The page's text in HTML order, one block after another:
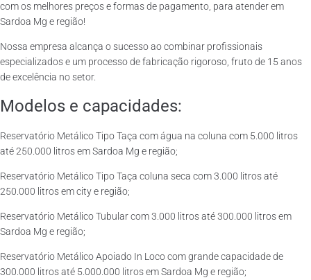
com os melhores preços e formas de pagamento, para atender em
Sardoa Mg e região!
Nossa empresa alcança o sucesso ao combinar profissionais
especializados e um processo de fabricação rigoroso, fruto de 15 anos
de excelência no setor.
Modelos e capacidades:
Reservatório Metálico Tipo Taça com água na coluna com 5.000 litros
até 250.000 litros em Sardoa Mg e região;
Reservatório Metálico Tipo Taça coluna seca com 3.000 litros até
250.000 litros em city e região;
Reservatório Metálico Tubular com 3.000 litros até 300.000 litros em
Sardoa Mg e região;
Reservatório Metálico Apoiado In Loco com grande capacidade de
300.000 litros até 5.000.000 litros em Sardoa Mg e região;